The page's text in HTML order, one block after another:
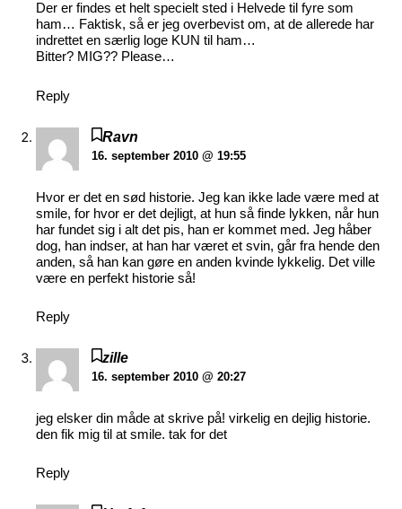
Der er findes et helt specielt sted i Helvede til fyre som
ham… Faktisk, så er jeg overbevist om, at de allerede har
indrettet en særlig loge KUN til ham…
Bitter? MIG?? Please…
Reply
Ravn
16. september 2010 @ 19:55
Hvor er det en sød historie. Jeg kan ikke lade være med at
smile, for hvor er det dejligt, at hun så finde lykken, når hun
har fundet sig i alt det pis, han er kommet med. Jeg håber
dog, han indser, at han har været et svin, går fra hende den
anden, så han kan gøre en anden kvinde lykkelig. Det ville
være en perfekt historie så!
Reply
zille
16. september 2010 @ 20:27
jeg elsker din måde at skrive på! virkelig en dejlig historie.
den fik mig til at smile. tak for det
Reply